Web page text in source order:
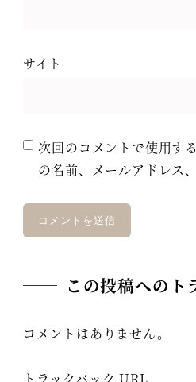
サイト
次回のコメントで使用す
の名前、メールアドレス
この投稿へのト
コメントはありません。